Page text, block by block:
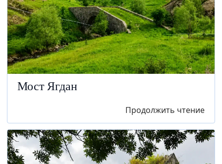
Мост Ягдан
Продолжить чтение